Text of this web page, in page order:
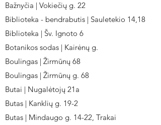
Bažnyčia | Vokiečių g. 22
Biblioteka - bendrabutis | Sauletekio 14,18
Biblioteka | Šv. Ignoto 6
Botanikos sodas | Kairėnų g.
Boulingas | Žirmūnų 68
Boulingas | Žirmūnų g. 68
Butai | Nugalėtojų 21a
Butas | Kanklių g. 19-2
Butas | Mindaugo g. 14-22, Trakai